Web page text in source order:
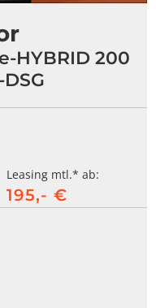
HYBRID 200
Leasing mtl.* ab:
195,- €